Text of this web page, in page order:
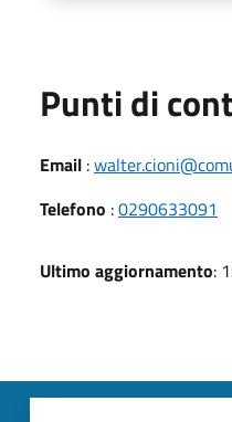
Punti di
Email :
Telefono :0290633091
Ultimo aggiornamento: